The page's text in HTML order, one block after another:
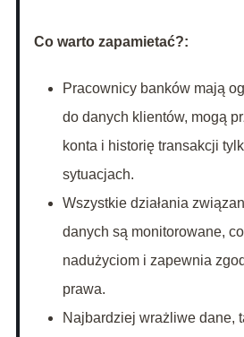
Co warto zapamietać?:
Pracownicy banków mają
do danych klientów, mogą
konta i historię transakcji
sytuacjach.
Wszystkie działania
danych są monitorowane,
nadużyciom i zapewnia
prawa.
Najbardziej wrażliwe dane,